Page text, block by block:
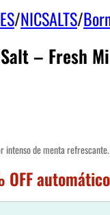
/NICSALTS/
– Fresh
intenso de menta
OFF